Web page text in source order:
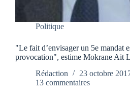
Politique
"Le fait d’envisager un 5e mandat
provocation", estime Mokrane Ait
Rédaction
23 octobre
13 commentaires